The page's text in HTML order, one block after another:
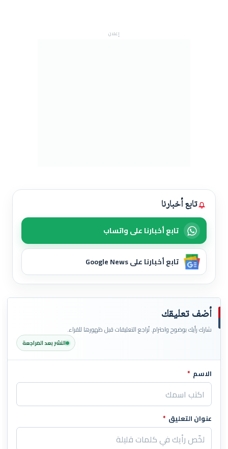
إعلان
تابع أخبارنا
تابع أخبارنا على واتساب
تابع أخبارنا على Google News
أضف تعليقك
شارك رأيك بوضوح واحترام. تُراجع التعليقات قبل ظهورها للقراء.
النشر بعد المراجعة
اترك هذا الحقل فارغاً
الاسم *
عنوان التعليق *